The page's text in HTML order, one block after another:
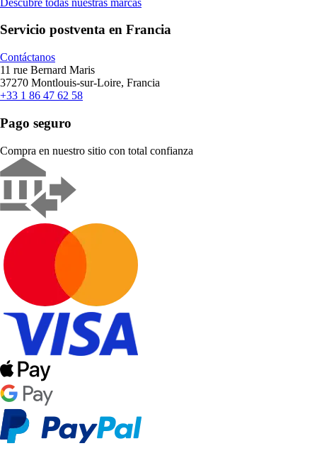
Servicio postventa en Francia
Contáctanos
11 rue Bernard Maris
37270 Montlouis-sur-Loire, Francia
+33 1 86 47 62 58
Pago seguro
Compra en nuestro sitio con total confianza